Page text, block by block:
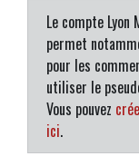
Le compte Lyon
permet
pour les
utiliser le
Vous pouvez
ici.